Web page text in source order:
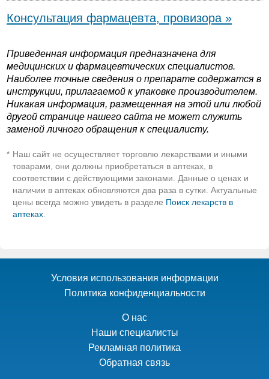
Консультация фармацевта, провизора »
Приведенная информация предназначена для
медицинских и фармацевтических специалистов.
Наиболее точные сведения о препарате содержатся в
инструкции, прилагаемой к упаковке производителем.
Никакая информация, размещенная на этой или любой
другой странице нашего сайта не может служить
заменой личного обращения к специалисту.
* Наш сайт не осуществляет торговлю лекарствами и иными
товарами, они должны приобретаться в аптеках, в
соответствии с действующими законами. Данные о ценах и
наличии в аптеках обновляются два раза в сутки. Актуальные
цены всегда можно увидеть в разделе Поиск лекарств в
аптеках.
Условия использования информации
Политика конфиденциальности
О нас
Наши специалисты
Рекламная политика
Обратная связь